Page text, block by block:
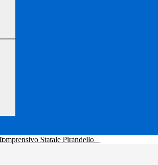
Statale Pirandello